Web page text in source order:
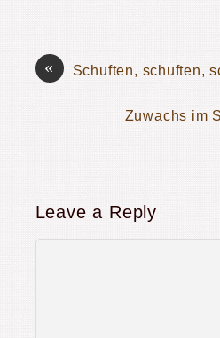
« Schuften, schuften,
Zuwachs im
Leave a Reply